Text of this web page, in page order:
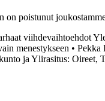
poistunut
viihdevaihtoehdot
menestykseen • Pekka
ja Ylirasitus: Oireet,